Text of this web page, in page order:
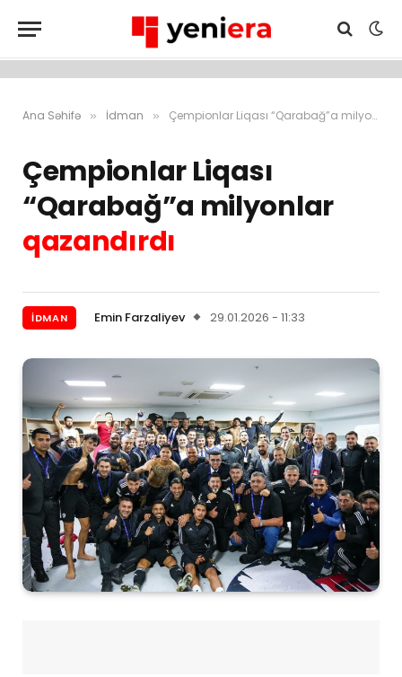
Ana Səhifə » İdman » Çempionlar Liqası “Qarabağ”a milyonlar qazandırdı
Çempionlar Liqası
“Qarabağ”a milyonlar
qazandırdı
İDMAN Emin Farzaliyev 29.01.2026 - 11:33